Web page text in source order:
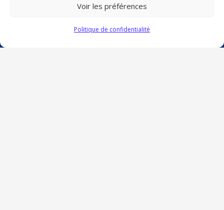
Voir les préférences
Politique de confidentialité